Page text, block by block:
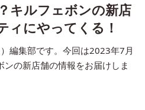
キルフェボンの新店
ィにやってくる！
編集部です。今回は2023年7月
の新店舗の情報をお届けしま